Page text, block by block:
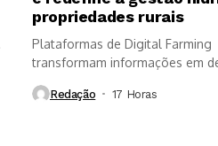
propriedades rurais
Plataformas de Digital Farming
transformam informações em
Redação 17 Horas ⁮